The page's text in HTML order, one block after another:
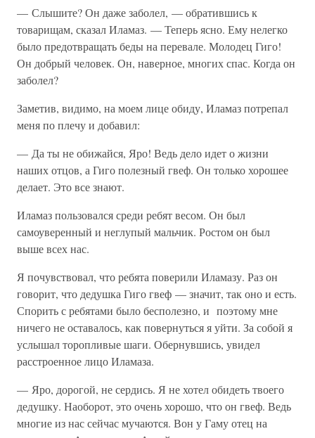
— Слышите? Он даже заболел, — обратившись к
товарищам, сказал Иламаз. — Теперь ясно. Ему нелегко
было предотвращать беды на перевале. Молодец Гиго!
Он добрый человек. Он, наверное, многих спас. Когда он
заболел?
Заметив, видимо, на моем лице обиду, Иламаз потрепал
меня по плечу и добавил:
— Да ты не обижайся, Яро! Ведь дело идет о жизни
наших отцов, а Гиго полезный гвеф. Он только хорошее
делает. Это все знают.
Иламаз пользовался среди ребят весом. Он был
самоуверенный и неглупый мальчик. Ростом он был
выше всех нас.
Я почувствовал, что ребята поверили Иламазу. Раз он
говорит, что дедушка Гиго гвеф — значит, так оно и есть.
Спорить с ребятами было бесполезно, и поэтому мне
ничего не оставалось, как повернуться я уйти. За собой я
услышал торопливые шаги. Обернувшись, увидел
расстроенное лицо Иламаза.
— Яро, дорогой, не сердись. Я не хотел обидеть твоего
дедушку. Наоборот, это очень хорошо, что он гвеф. Ведь
многие из нас сейчас мучаются. Вон у Гаму отец на